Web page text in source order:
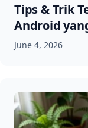
Tips & Trik
Android
June 4, 2026